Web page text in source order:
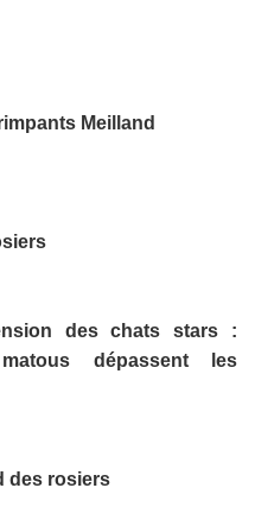
Meilland
des chats stars :
dépassent les
des rosiers